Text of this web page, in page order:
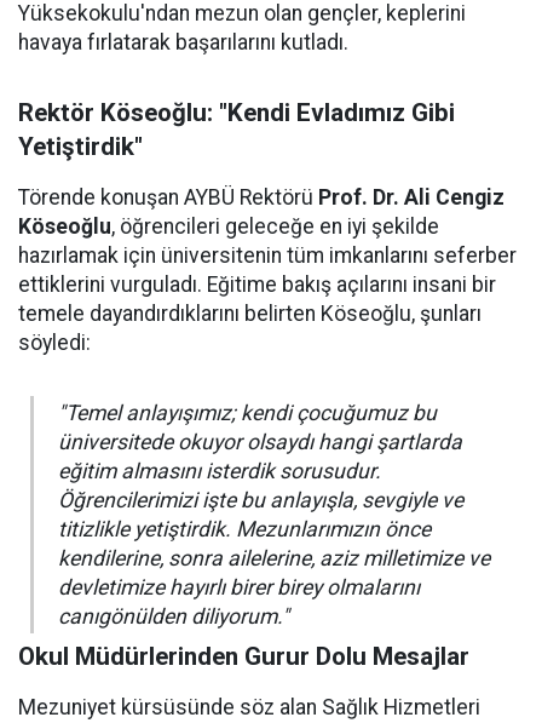
Yüksekokulu'ndan mezun olan gençler, keplerini
havaya fırlatarak başarılarını kutladı.
Rektör Köseoğlu: "Kendi Evladımız Gibi
Yetiştirdik"
Törende konuşan AYBÜ Rektörü Prof. Dr. Ali Cengiz
Köseoğlu, öğrencileri geleceğe en iyi şekilde
hazırlamak için üniversitenin tüm imkanlarını seferber
ettiklerini vurguladı. Eğitime bakış açılarını insani bir
temele dayandırdıklarını belirten Köseoğlu, şunları
söyledi:
"Temel anlayışımız; kendi çocuğumuz bu
üniversitede okuyor olsaydı hangi şartlarda
eğitim almasını isterdik sorusudur.
Öğrencilerimizi işte bu anlayışla, sevgiyle ve
titizlikle yetiştirdik. Mezunlarımızın önce
kendilerine, sonra ailelerine, aziz milletimize ve
devletimize hayırlı birer birey olmalarını
canıgönülden diliyorum."
Okul Müdürlerinden Gurur Dolu Mesajlar
Mezuniyet kürsüsünde söz alan Sağlık Hizmetleri